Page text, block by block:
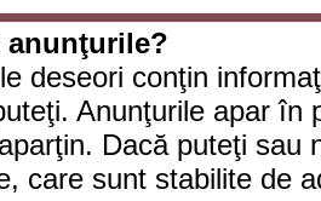
anunţurile?
deseori conţin
Anunţurile apar în
Dacă puteţi sau
care sunt stabilite de